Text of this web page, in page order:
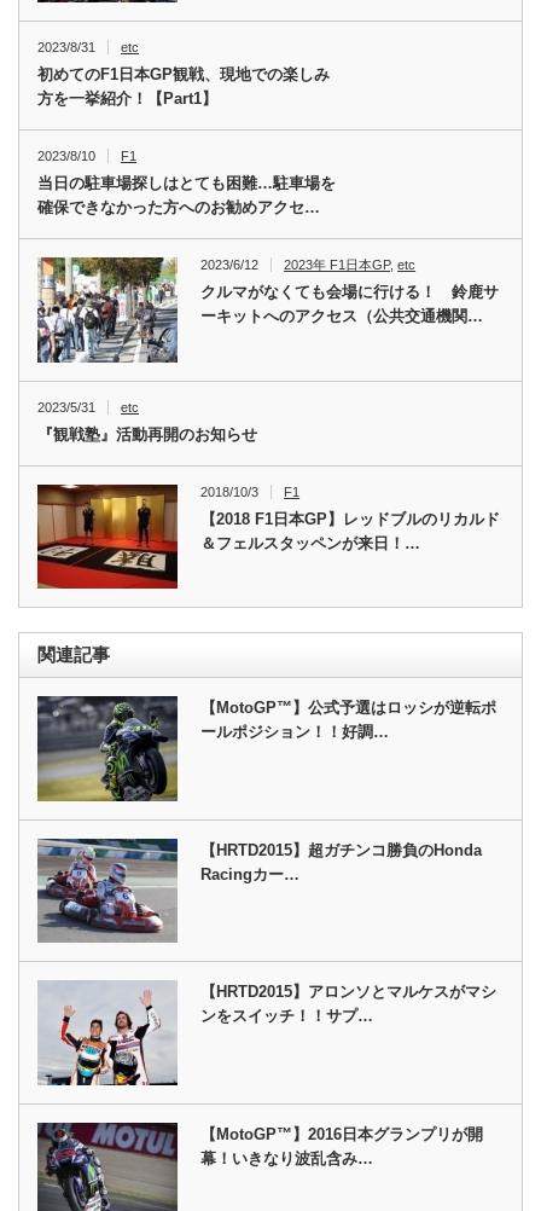
2023/8/31 etc
初めてのF1日本GP観戦、現地での楽しみ
方を一挙紹介！【Part1】
2023/8/10 F1
当日の駐車場探しはとても困難…駐車場を
確保できなかった方へのお勧めアクセ…
2023/6/12 2023年 F1日本GP,etc
クルマがなくても会場に行ける！ 鈴鹿サ
ーキットへのアクセス（公共交通機関…
2023/5/31 etc
『観戦塾』活動再開のお知らせ
2018/10/3 F1
【2018 F1日本GP】レッドブルのリカルド
＆フェルスタッペンが来日！…
関連記事
【MotoGP™】公式予選はロッシが逆転ポ
ールポジション！！好調…
【HRTD2015】超ガチンコ勝負のHonda
Racingカー…
【HRTD2015】アロンソとマルケスがマシ
ンをスイッチ！！サプ…
【MotoGP™】2016日本グランプリが開
幕！いきなり波乱含み…